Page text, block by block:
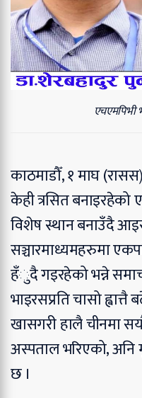
एचएमपिभी
काठमाडौँ, १ माघ
केही त्रसित बनाइरहेको
विशेष स्थान बनाउँदै
सञ्चारमाध्यमहरुमा
हँुदै गइरहेको भन्ने
भाइरसप्रति चासो
खासगरी हालै चीनमा
अस्पताल भरिएको,
छ ।